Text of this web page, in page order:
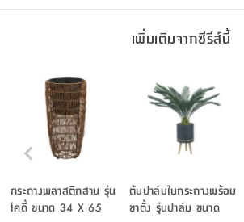
เพิ่มเติมจากซีรีส์นี้
กระถางพลาสติกสาน รุ่น
โคดี้ ขนาด 34 X 65
ต้นปาล์มในกระถางพร้อม
ขาตั้ง รุ่นปาล์ม ขนาด